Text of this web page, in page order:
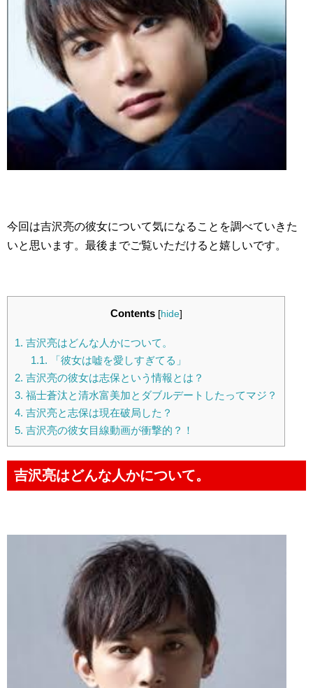
今回は吉沢亮の彼女について気になることを調べていきた
いと思います。最後までご覧いただけると嬉しいです。
Contents [hide]
1. 吉沢亮はどんな人かについて。
1.1. 「彼女は嘘を愛しすぎてる」
2. 吉沢亮の彼女は志保という情報とは？
3. 福士蒼汰と清水富美加とダブルデートしたってマジ？
4. 吉沢亮と志保は現在破局した？
5. 吉沢亮の彼女目線動画が衝撃的？！
吉沢亮はどんな人かについて。